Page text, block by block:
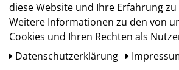
diese Website und Ihre Erfahrung
Weitere Informationen zu den von
Cookies und Ihren Rechten als
Daten­schutz­erklärung